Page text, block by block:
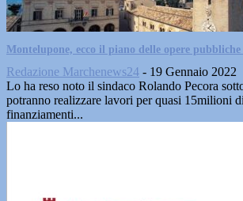
Montelupone, ecco il piano delle opere
Redazione Marchenews24 - 19 Gennaio 2022
Lo ha reso noto il sindaco Rolando Pecora
potranno realizzare lavori per quasi 15milioni
finanziamenti...